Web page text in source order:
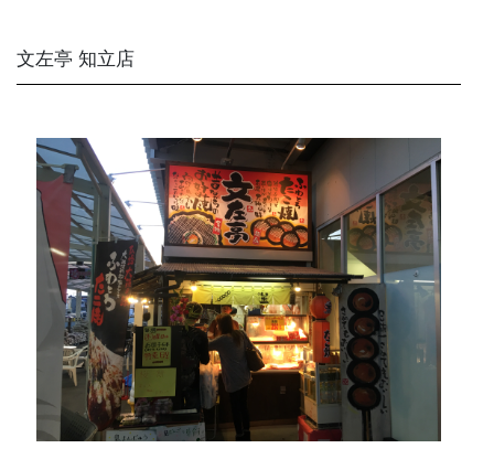
文左亭 知立店